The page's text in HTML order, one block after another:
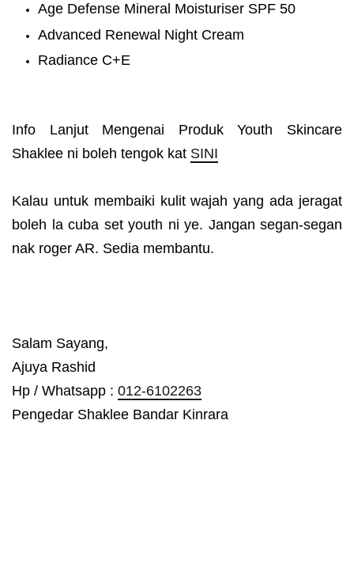
Age Defense Mineral Moisturiser SPF 50
Advanced Renewal Night Cream
Radiance C+E
Info Lanjut Mengenai Produk Youth Skincare
Shaklee ni boleh tengok kat SINI
Kalau untuk membaiki kulit wajah yang ada jeragat
boleh la cuba set youth ni ye. Jangan segan-segan
nak roger AR. Sedia membantu.
Salam Sayang,
Ajuya Rashid
Hp / Whatsapp : 012-6102263
Pengedar Shaklee Bandar Kinrara